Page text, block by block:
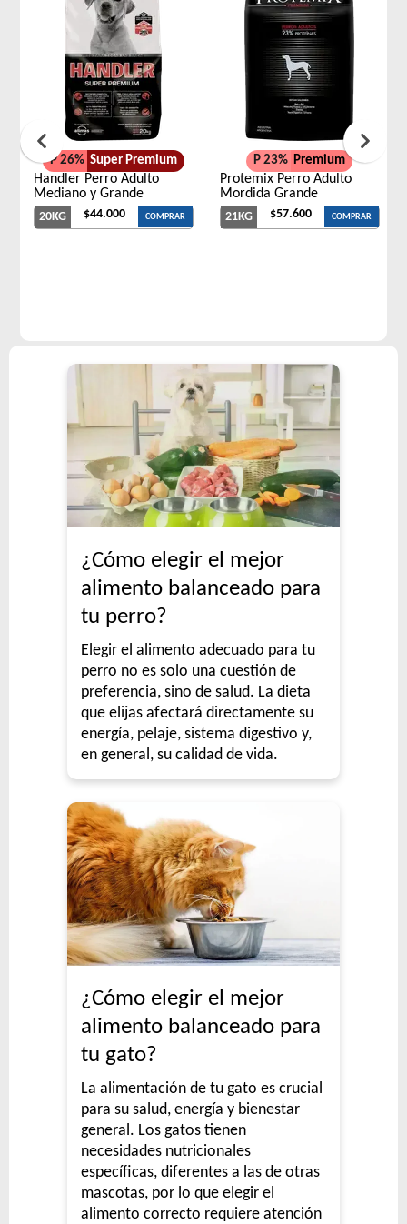
P 26% Super Premium
Handler Perro Adulto
Mediano y Grande
20KG $44.000 COMPRAR
P 23% Premium
Protemix Perro Adulto
Mordida Grande
21KG $57.600 COMPRAR
¿Cómo elegir el mejor
alimento balanceado para
tu perro?
Elegir el alimento adecuado para tu
perro no es solo una cuestión de
preferencia, sino de salud. La dieta
que elijas afectará directamente su
energía, pelaje, sistema digestivo y,
en general, su calidad de vida.
¿Cómo elegir el mejor
alimento balanceado para
tu gato?
La alimentación de tu gato es crucial
para su salud, energía y bienestar
general. Los gatos tienen
necesidades nutricionales
específicas, diferentes a las de otras
mascotas, por lo que elegir el
alimento correcto requiere atención